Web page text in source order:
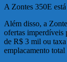
A Zontes 350E
Além disso, a
ofertas imperdíveis
de R$ 3 mil ou
emplacamento